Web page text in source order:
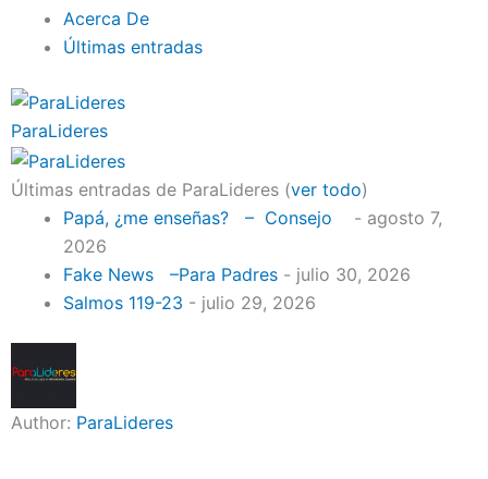
Acerca De
Últimas entradas
ParaLideres
Últimas entradas de ParaLideres (ver todo)
Papá, ¿me enseñas? – Consejo
- agosto 7,
2026
Fake News –Para Padres - julio 30, 2026
Salmos 119-23 - julio 29, 2026
Author: ParaLideres